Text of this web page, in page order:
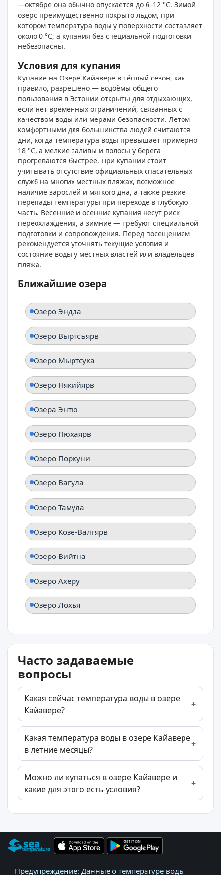
—октябре она обычно опускается до 6–12 °C. Зимой
озеро преимущественно покрыто льдом, при
котором температура воды у поверхности составляет
около 0 °C, а купания без специальной подготовки
небезопасны.
Условия для купания
Купание на Озере Кайавере в тёплый сезон, как
правило, разрешено — водоёмы общего
пользования в Эстонии открыты для отдыхающих,
если нет временных ограничений, связанных с
качеством воды или мерами безопасности. Летом
комфортными для большинства людей считаются
дни, когда температура воды превышает примерно
18 °C, а мелкие заливы и полосы у берега
прогреваются быстрее. При купании стоит
учитывать отсутствие официальных спасательных
служб на многих местных пляжах, возможное
наличие зарослей и мягкого дна, а также резкие
перепады температуры при переходе в глубокую
часть. Весенние и осенние купания несут риск
переохлаждения, а зимние — требуют специальной
подготовки и сопровождения. Перед посещением
рекомендуется уточнять текущие условия и
состояние воды у местных властей или владельцев
пляжа.
Ближайшие озера
Озеро Эндла
Озеро Выртсъярв
Озеро Мыртсука
Озеро Някийярв
Озера Энтю
Озеро Пюхаярв
Озеро Поркуни
Озеро Вагула
Озеро Тамула
Озеро Козе-Валгярв
Озеро Вийтна
Озеро Ахеру
Озеро Лохья
Часто задаваемые
вопросы
Какая сейчас температура воды в озере
Кайавере?
Какая температура воды в озере Кайавере
в летние месяцы?
Можно ли купаться в озере Кайавере и
какие для этого есть условия?
Предупреждение: Данные о температуре воды